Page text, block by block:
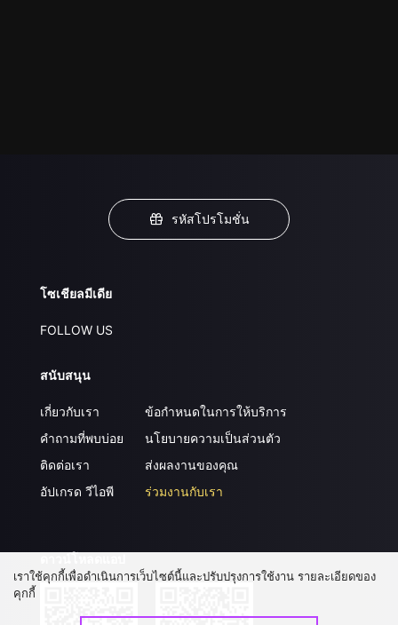
รหัสโปรโมชั่น
โซเชียลมีเดีย
FOLLOW US
สนับสนุน
เกี่ยวกับเรา
คำถามที่พบบ่อย
ติดต่อเรา
อัปเกรด วีไอพี
ข้อกำหนดในการให้บริการ
นโยบายความเป็นส่วนตัว
ส่งผลงานของคุณ
ร่วมงานกับเรา
เราใช้คุกกี้เพื่อดำเนินการเว็บไซต์นี้และปรับปรุงการใช้งาน รายละเอียดของ
คุกกี้